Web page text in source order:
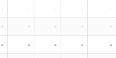
- - - - -
- - - - -
- - - - -